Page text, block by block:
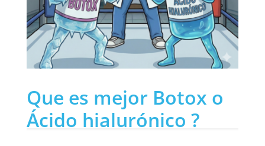
Que es mejor Botox o
Ácido hialurónico ?